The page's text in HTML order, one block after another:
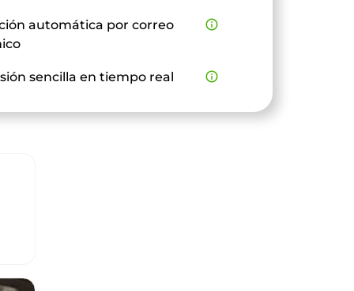
automática por correo
info_outline
sencilla en tiempo real info_outline